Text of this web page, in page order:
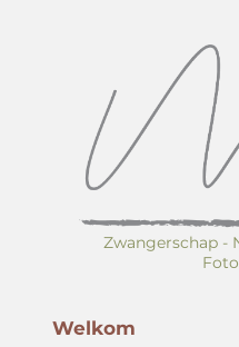
Zwangerschap -
Welkom